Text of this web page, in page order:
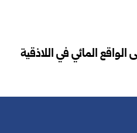
الواقع المائي في اللاذقية‏